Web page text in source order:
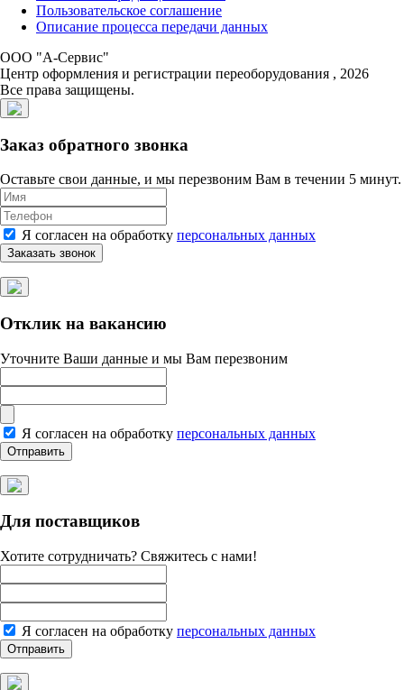
Пользовательское соглашение
Описание процесса передачи данных
ООО "А-Сервис"
Центр оформления и регистрации переоборудования , 2026
Все права защищены.
Заказ обратного звонка
Оставьте свои данные, и мы перезвоним Вам в течении 5 минут.
Я согласен на обработку персональных данных
Отклик на вакансию
Уточните Ваши данные и мы Вам перезвоним
Я согласен на обработку персональных данных
Для поставщиков
Хотите сотрудничать? Свяжитесь с нами!
Я согласен на обработку персональных данных